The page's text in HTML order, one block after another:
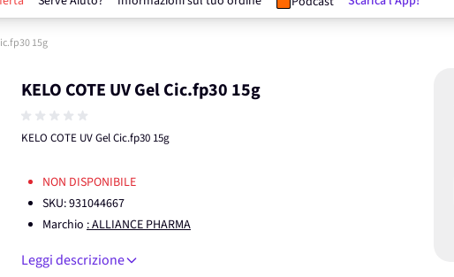
15g
KELO COTE UV Gel Cic.fp30 15g
KELO COTE UV Gel Cic.fp30 15g
NON DISPONIBILE
SKU:931044667
Marchio : ALLIANCE PHARMA
Leggi descrizione